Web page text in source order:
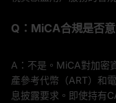
Q：MiCA合規是否
A：不是。MiCA對加密
產參考代幣（ART）和
息披露要求。即使持有